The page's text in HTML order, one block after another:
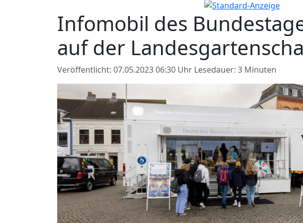
Infomobil des
auf der
Veröffentlicht: 07.05.2023 06:30 Uhr Lesedauer: 3 Minuten